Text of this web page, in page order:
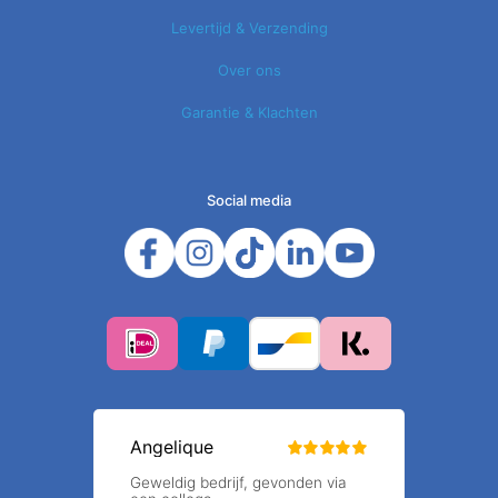
Levertijd & Verzending
Over ons
Garantie & Klachten
Social media